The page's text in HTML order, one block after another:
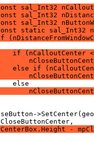
sal_Int32
sal_Int32
sal_Int32
static sal_Int32
if (nCalloutCenter
else if
-